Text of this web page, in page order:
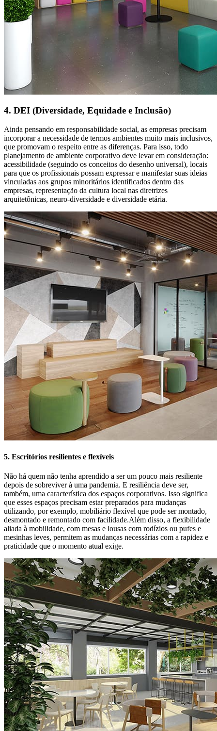
4. DEI (Diversidade, Equidade e Inclusão)
Ainda pensando em responsabilidade social, as empresas precisam
incorporar a necessidade de termos ambientes muito mais inclusivos,
que promovam o respeito entre as diferenças. Para isso, todo
planejamento de ambiente corporativo deve levar em consideração:
acessibilidade (seguindo os conceitos do desenho universal), locais
para que os profissionais possam expressar e manifestar suas ideias
vinculadas aos grupos minoritários identificados dentro das
empresas, representação da cultura local nas diretrizes
arquitetônicas, neuro-diversidade e diversidade etária.
5. Escritórios resilientes e flexíveis
Não há quem não tenha aprendido a ser um pouco mais resiliente
depois de sobreviver à uma pandemia. E resiliência deve ser,
também, uma característica dos espaços corporativos. Isso significa
que esses espaços precisam estar preparados para mudanças
utilizando, por exemplo, mobiliário flexível que pode ser montado,
desmontado e remontado com facilidade.Além disso, a flexibilidade
aliada à mobilidade, com mesas e lousas com rodízios ou pufes e
mesinhas leves, permitem as mudanças necessárias com a rapidez e
praticidade que o momento atual exige.